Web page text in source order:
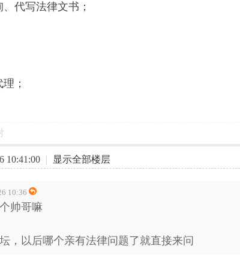
代写法律文书；
；
10:41:00 | 显示全部楼层
10:36
帅哥嘛
，以后哪个亲有法律问题了就直接来问